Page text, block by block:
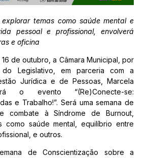
temas como saúde mental e
pessoal e profissional, envolverá
e oficina
de outubro, a Câmara Municipal, por
Legislativo, em parceria com a
Jurídica e de Pessoas, Marcela
o evento “(Re)Conecte-se:
e Trabalho!”. Será uma semana de
combate à Síndrome de Burnout,
como saúde mental, equilíbrio entre
e outros.
de Conscientização sobre a